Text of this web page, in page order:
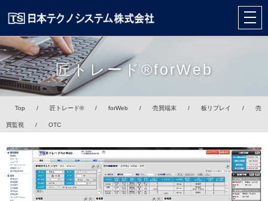
匠トレード®forWeb
Top / 匠トレード® / forWeb / 売買端末 / 板リプレイ / 売
買監視 / OTC